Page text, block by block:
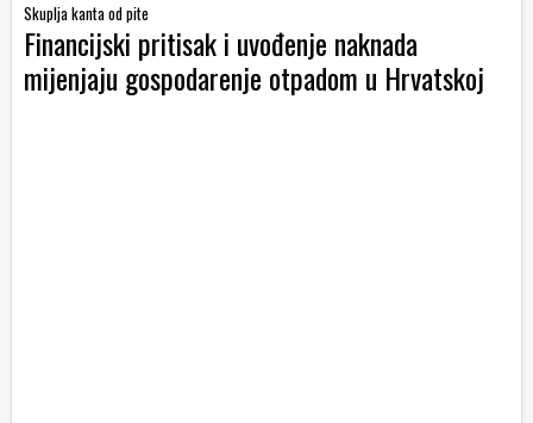
Skuplja kanta od pite
Financijski pritisak i uvođenje naknada
mijenjaju gospodarenje otpadom u Hrvatskoj